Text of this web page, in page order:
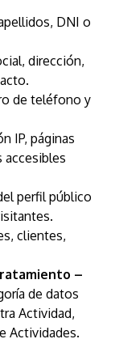
DNI o
dirección,
de teléfono y
IP, páginas
accesibles
perfil público
clientes,
–
de datos
Actividad,
Actividades.